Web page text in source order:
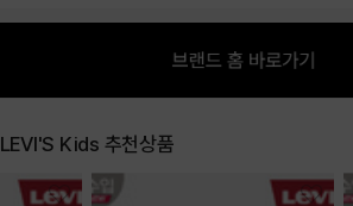
LEVI'S Kids 추천상품